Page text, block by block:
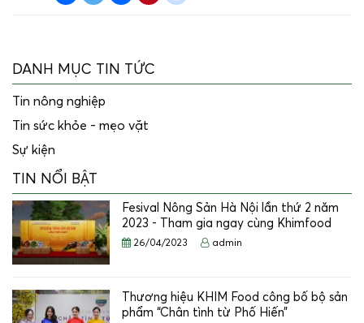
DANH MỤC TIN TỨC
Tin nông nghiệp
Tin sức khỏe - mẹo vặt
Sự kiện
TIN NỔI BẬT
Fesival Nông Sản Hà Nội lần thứ 2 năm
2023 - Tham gia ngay cùng Khimfood
26/04/2023 admin
Thương hiệu KHIM Food công bố bộ sản
phẩm “Chân tình từ Phố Hiến”